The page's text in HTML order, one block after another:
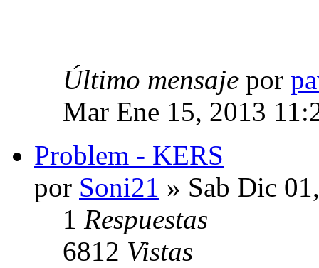
Último mensaje por
Mar Ene 15, 2013
Problem - KERS
por Soni21 » Sab Dic
1 Respuestas
6812 Vistas